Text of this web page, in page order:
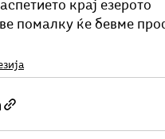
крај езерото
помалку ќе бевме